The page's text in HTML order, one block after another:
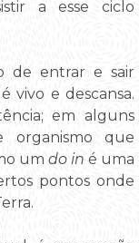
a esse ciclo
de entrar e sair
vivo e descansa.
em alguns
organismo que
um do in é uma
pontos onde